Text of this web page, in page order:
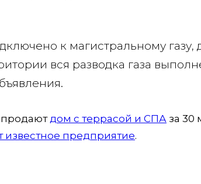
к магистральному газу,
вся разводка газа
дом с террасой и СПА за 30
известное предприятие.